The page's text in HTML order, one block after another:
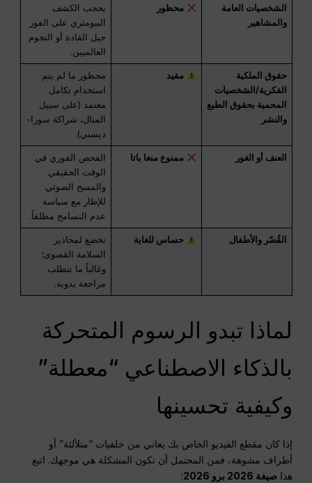
الشخصيات العامة
والمشاهير
محظور
يحجب الكشف
البيومتري على الفور
جيل القادة أو النجوم
العالميين.
حقوق الملكية
الفكرية/الشخصيات
المحمية بحقوق الطبع
والنشر
مقيد
محظور ما لم يتم
استخدام تكامل
معتمد (على سبيل
المثال، شراكة سورا-
ديسني).
العنف أو الغور ممنوع منعا باتا
الفحص الفوري في
الوقت الحقيقي
والمسح الضوئي
للإطار مع سياسة
عدم التسامح مطلقاً.
القُصّر والأطفال حساس للغاية
تخضع لمحاذير
السلامة القصوى؛
وغالباً ما تتطلب
مراجعة يدوية.
لماذا تبدو الرسوم المتحركة
بالذكاء الاصطناعي “معطلة”
وكيفية تحسينها
إذا كان مقطع الفيديو الخاص بك يعاني من خلفيات “متلألئة” أو
أطراف مشوهة، فمن المحتمل أن تكون المشكلة هي موجهك. اتبع
هذاصيغة 2026 برو 2026 :